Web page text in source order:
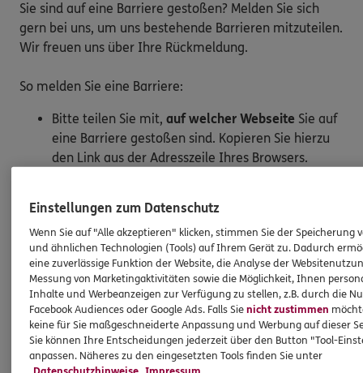
Sie sind auf eine Barriere gestoßen? Melden Sie sich
gern bei uns, um uns bestehende Barrieren mitzuteilen.
Wir freuen uns über Ihre Rückmeldung.
So melden Sie eine Barriere:
Bitte teilen Sie mit, auf welcher Webseite Sie auf
eine Barriere gestoßen sind. Kopieren Sie hierzu
den Link aus der Adresszeile Ihres Browsers.
Schwierigkeiten bereitet hat, an:
barriere.melden@ergo.de
Bitte senden Sie an diese E-Mail-Adresse nur
Anmerkungen zum Thema „Barrierefreiheit“und
keine Daten oder Informationen zu Ihrem
persönlichen Versicherungsschutz.
Marktüberwachungsstelle der
Einstellungen zum Datenschutz
Wenn Sie auf "Alle akzeptieren" klicken, stimmen Sie der Speicherung
und ähnlichen Technologien (Tools) auf Ihrem Gerät zu. Dadurch
eine zuverlässige Funktion der Website, die Analyse der
Messung von Marketingaktivitäten sowie die Möglichkeit, Ihnen
Inhalte und Werbeanzeigen zur Verfügung zu stellen, z.B. durch die
Facebook Audiences oder Google Ads. Falls Sienicht zustimmen
keine für Sie maßgeschneiderte Anpassung und Werbung auf dieser
Sie können Ihre Entscheidungen jederzeit über den Button "Tool-
anpassen. Näheres zu den eingesetzten Tools finden Sie unter